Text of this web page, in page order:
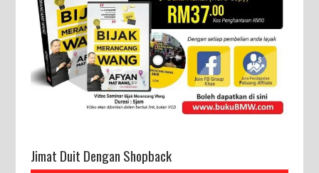
Jimat Duit Dengan Shopback